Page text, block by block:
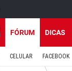
FÓRUM DICAS
CELULAR FACEBOOK